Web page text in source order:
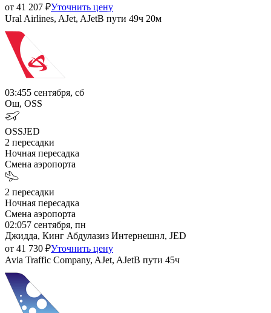
от 41 207 ₽Уточнить цену
Ural Airlines, AJet, AJetВ пути 49ч 20м
03:455 сентября, сб
Ош, OSS
OSSJED
2 пересадки
Ночная пересадка
Смена аэропорта
2 пересадки
Ночная пересадка
Смена аэропорта
02:057 сентября, пн
Джидда, Кинг Абдулазиз Интернешнл, JED
от 41 730 ₽Уточнить цену
Avia Traffic Company, AJet, AJetВ пути 45ч